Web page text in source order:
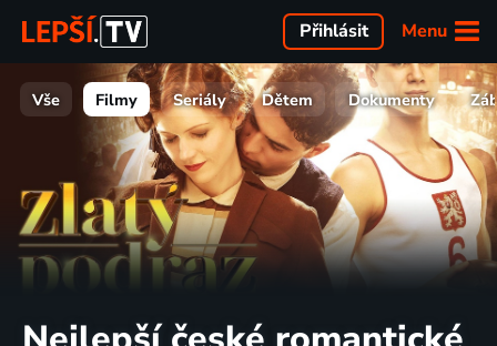
Menu
Přihlásit
Vše Filmy Seriály Dětem Dokumenty